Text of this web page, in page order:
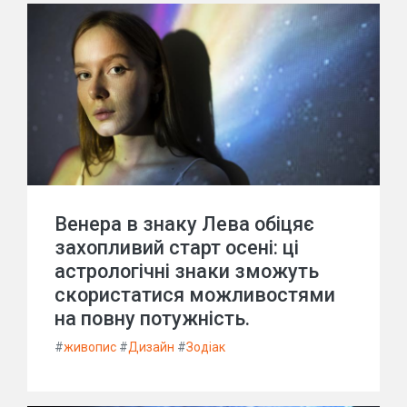
Венера в знаку Лева обіцяє
захопливий старт осені: ці
астрологічні знаки зможуть
скористатися можливостями
на повну потужність.
#живопис #Дизайн #Зодіак